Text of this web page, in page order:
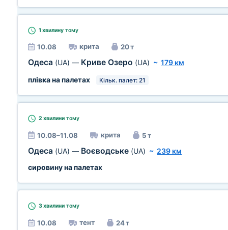
1 хвилину тому
10.08 крита 20 т
Одеса (UA) — Криве Озеро (UA) ~ 179 км
плівка на палетах
Кільк. палет: 21
2 хвилини тому
10.08–11.08 крита 5 т
Одеса (UA) — Воєводське (UA) ~ 239 км
сировину на палетах
3 хвилини тому
10.08 тент 24 т